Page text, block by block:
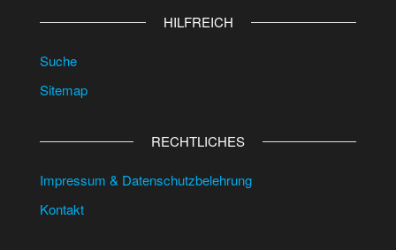
HILFREICH
Suche
Sitemap
RECHTLICHES
Impressum & Datenschutzbelehrung
Kontakt